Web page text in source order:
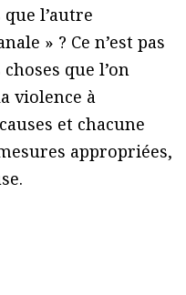
l’autre
» ? Ce n’est pas
que l’on
violence à
et chacune
appropriées,